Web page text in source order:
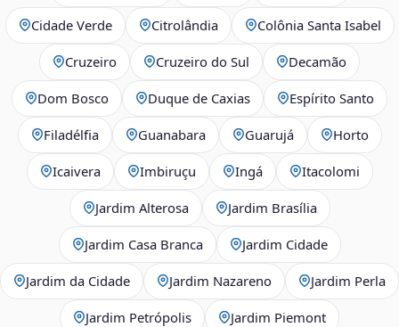
Cidade Verde Citrolândia Colônia Santa Isabel
Cruzeiro Cruzeiro do Sul Decamão
Dom Bosco Duque de Caxias Espírito Santo
Filadélfia Guanabara Guarujá Horto
Icaivera Imbiruçu Ingá Itacolomi
Jardim Alterosa Jardim Brasília
Jardim Casa Branca Jardim Cidade
Jardim da Cidade Jardim Nazareno Jardim Perla
Jardim Petrópolis Jardim Piemont